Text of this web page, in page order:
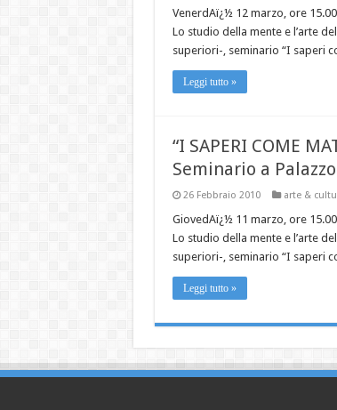
VenerdAï¿½ 12 marzo, ore
Lo studio della mente e l’arte
superiori-, seminario “I saperi
Leggi tutto »
“I SAPERI COME
Seminario a
26 Febbraio 2010 arte &
GiovedAï¿½ 11 marzo, ore
Lo studio della mente e l’arte
superiori-, seminario “I saperi
Leggi tutto »